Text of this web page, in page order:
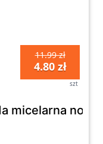
11.99 zł
4.80 zł
szt
micelarna